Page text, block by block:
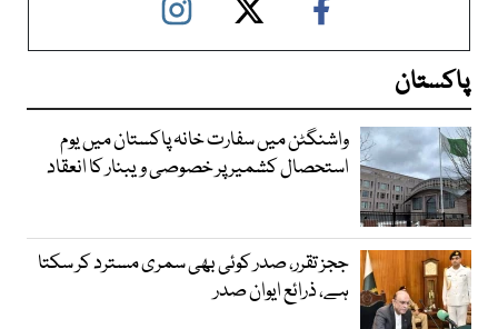
پاکستان
واشنگٹن میں سفارت خانہ پاکستان میں یوم
استحصال کشمیر پر خصوصی ویبنار کا انعقاد
ججز تقرر، صدر کوئی بھی سمری مسترد کر سکتا
ہے، ذرائع ایوان صدر